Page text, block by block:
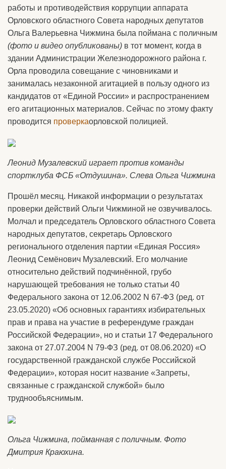
работы и противодействия коррупции аппарата
Орловского областного Совета народных депутатов
Ольга Валерьевна Чижмина была поймана с поличным
(фото и видео опубликованы) в тот момент, когда в
здании Администрации Железнодорожного района г.
Орла проводила совещание с чиновниками и
занималась незаконной агитацией в пользу одного из
кандидатов от «Единой России» и распространением
его агитационных материалов. Сейчас по этому факту
проводится проверкаорловской полицией.
Леонид Музалевский играет против команды
спортклуба ФСБ «Отдушина». Слева Ольга Чижмина
Прошёл месяц. Никакой информации о результатах
проверки действий Ольги Чижминой не озвучивалось.
Молчал и председатель Орловского областного Совета
народных депутатов, секретарь Орловского
регионального отделения партии «Единая Россия»
Леонид Семёнович Музалевский. Его молчание
относительно действий подчинённой, грубо
нарушающей требования не только статьи 40
Федерального закона от 12.06.2002 N 67-ФЗ (ред. от
23.05.2020) «Об основных гарантиях избирательных
прав и права на участие в референдуме граждан
Российской Федерации», но и статьи 17 Федерального
закона от 27.07.2004 N 79-ФЗ (ред. от 08.06.2020) «О
государственной гражданской службе Российской
Федерации», которая носит название «Запреты,
связанные с гражданской службой» было
труднообъяснимым.
Ольга Чижмина, пойманная с поличным. Фото
Дмитрия Краюхина.